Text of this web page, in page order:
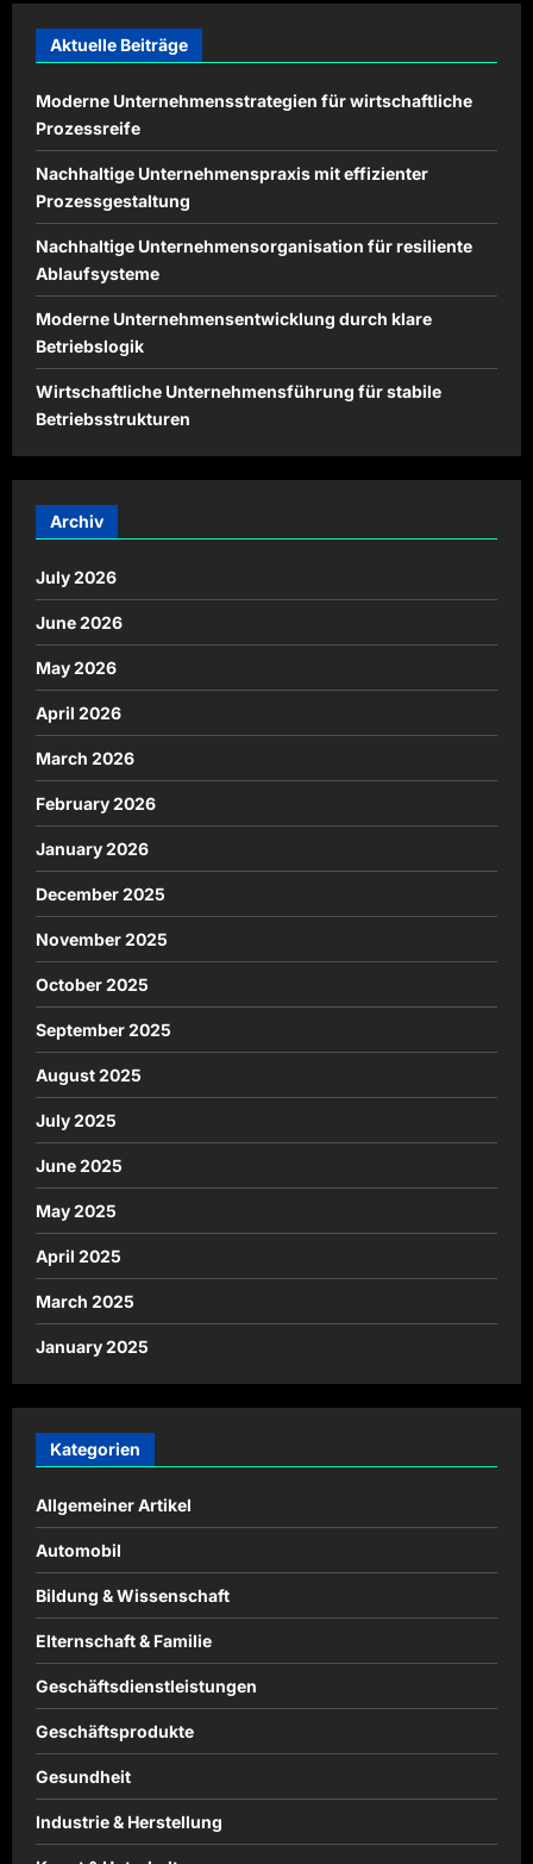
Aktuelle Beiträge
Moderne Unternehmensstrategien für wirtschaftliche
Prozessreife
Nachhaltige Unternehmenspraxis mit effizienter
Prozessgestaltung
Nachhaltige Unternehmensorganisation für resiliente
Ablaufsysteme
Moderne Unternehmensentwicklung durch klare
Betriebslogik
Wirtschaftliche Unternehmensführung für stabile
Betriebsstrukturen
Archiv
July 2026
June 2026
May 2026
April 2026
March 2026
February 2026
January 2026
December 2025
November 2025
October 2025
September 2025
August 2025
July 2025
June 2025
May 2025
April 2025
March 2025
January 2025
Kategorien
Allgemeiner Artikel
Automobil
Bildung & Wissenschaft
Elternschaft & Familie
Geschäftsdienstleistungen
Geschäftsprodukte
Gesundheit
Industrie & Herstellung